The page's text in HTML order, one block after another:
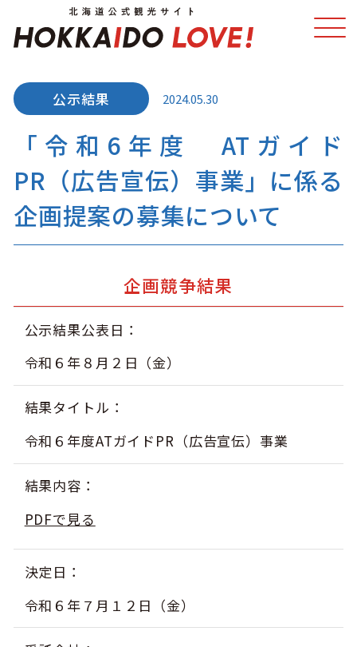
特集
温泉 イベント
モデルコース エリアガイド
グルメ 旅の予約
キュンちゃんオンラインショップ
北海道はやわかり
旅のテーマで探す
7つの国立公園
キュンちゃんの部屋
さっぽろ圏e旅ギフト
「令和6年度 ATガイド
PR（広告宣伝）事業」に係る
企画提案の募集について
2024.05.30
企画競争結果
公示結果公表日
令和６年８月２日（金）
結果タイトル
令和６年度ATガイドPR（広告宣伝）事業
結果内容
PDFで見る
決定日
令和６年７月１２日（金）